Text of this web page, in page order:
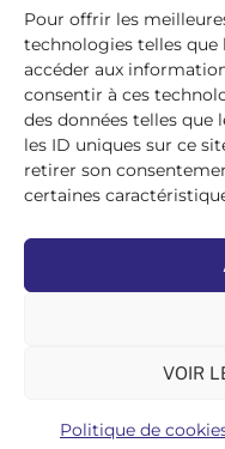
Pour offrir les
technologies telles que
accéder aux
consentir à ces
des données telles
les ID uniques sur ce
retirer son
certaines
VOIR
Politique de
de
215 bis,
Tél
Suivez-nous